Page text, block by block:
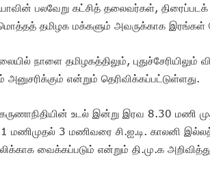
பலவேறு கட்சித் தலைவர்கள், திரைப்படக்
தமிழக மக்களும் அவருக்காக இரங்கள்
நாளை தமிழகத்திலும், புதுச்சேரியிலும்
அனுசரிக்கும் என்றும் தெரிவிக்கப்பட்டுள்ளது.
கருணாநிதியின் உடல் இன்று இரவ 8.30 மணி
1 மணிமுதல் 3 மணிவரை சி.ஐ.டி. காலனி
வைக்கப்படும் என்றும் தி.மு.க